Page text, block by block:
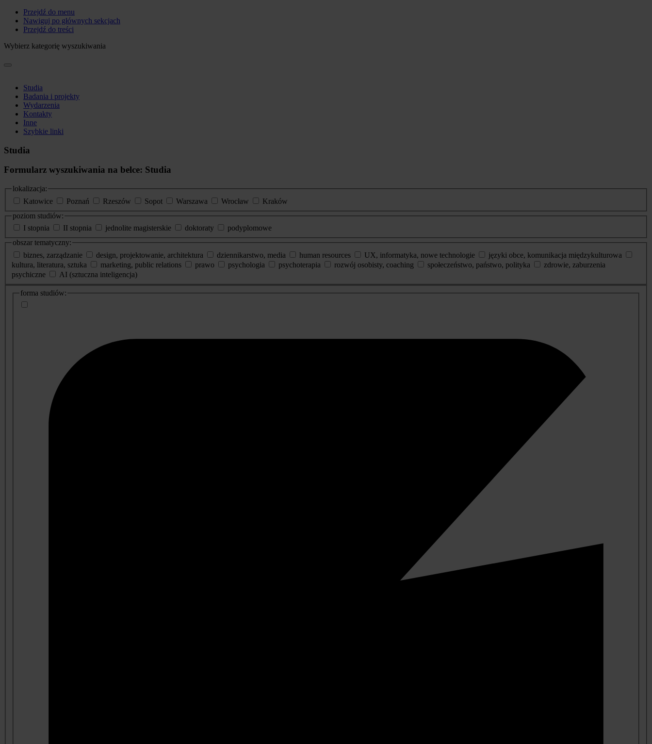
Przejdź do menu
Nawiguj po głównych sekcjach
Przejdź do treści
Wybierz kategorię wyszukiwania
Studia
Badania i projekty
Wydarzenia
Kontakty
Inne
Szybkie linki
Studia
Formularz wyszukiwania na belce: Studia
lokalizacja:
Katowice
Poznań Rzeszów Sopot Warszawa Wrocław
Kraków
poziom studiów:
I stopnia
II stopnia jednolite magisterskie doktoraty
podyplomowe
obszar tematyczny:
biznes, zarządzanie
design, projektowanie, architektura dziennikarstwo, media human resources UX, informatyka, nowe technologie
języki obce, komunikacja międzykulturowa
kultura, literatura, sztuka
marketing, public relations prawo psychologia psychoterapia rozwój osobisty, coaching społeczeństwo, państwo, polityka
zdrowie, zaburzenia
psychiczne
AI (sztuczna inteligencja)
dodatkowe
informacje
forma studiów: